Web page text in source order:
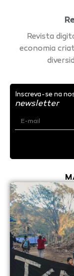
Revista
economia
Inscreva-se na
newsletter